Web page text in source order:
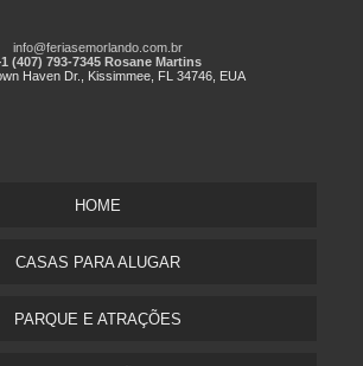
info@feriasemorlando.com.br
(407) 793-7345 Rosane Martins
Haven Dr., Kissimmee, FL 34746, EUA
HOME
CASAS PARA ALUGAR
PARQUE E ATRAÇÕES